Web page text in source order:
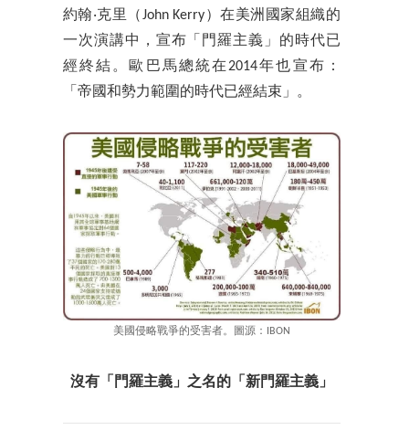
約翰‧克里（John Kerry）在美洲國家組織的
一次演講中，宣布「門羅主義」的時代已
經終結。歐巴馬總統在2014年也宣布：
「帝國和勢力範圍的時代已經結束」。
美國侵略戰爭的受害者。圖源：IBON
沒有「門羅主義」之名的「新門羅主義」